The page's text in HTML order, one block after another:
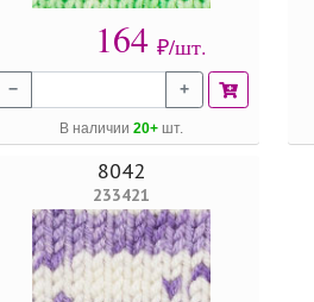
164 ₽/шт.
− +
В наличии 20+ шт.
8042
233421